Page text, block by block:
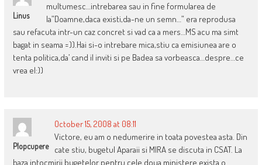
Linus
multumesc…intrebarea sau in fine formularea de
la”Doamne,daca existi,da-ne un semn…” era reprodusa
sau refacuta intr-un caz concret si vad ca a mers…MS acu ma simt
bagat in seama =)).Hai si-o intrebare mica,stiu ca emisiunea are o
tenta politica,da’ cand il inviti si pe Badea sa vorbeasca…despre…ce
vrea el:))
Plopcupere
October 15, 2008 at 08:11
Victore, eu am o nedumerire in toata povestea asta. Din
cate stiu, bugetul Aparaii si MIRA se discuta in CSAT. La
baza intocmirii bugetelor pentru cele doua ministere exista o